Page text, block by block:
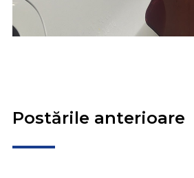
Postările anterioare